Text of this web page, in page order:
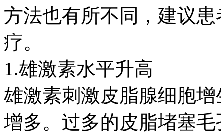
方法也有所不同，建议
疗。
1.雄激素水平升高
雄激素刺激皮脂腺细胞
增多。过多的皮脂堵塞